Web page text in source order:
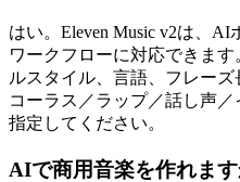
はい。Eleven Music v2は、
ワークフローに対応できま
ルスタイル、言語、フレー
コーラス／ラップ／話し声
指定してください。
AIで商用音楽を作れます